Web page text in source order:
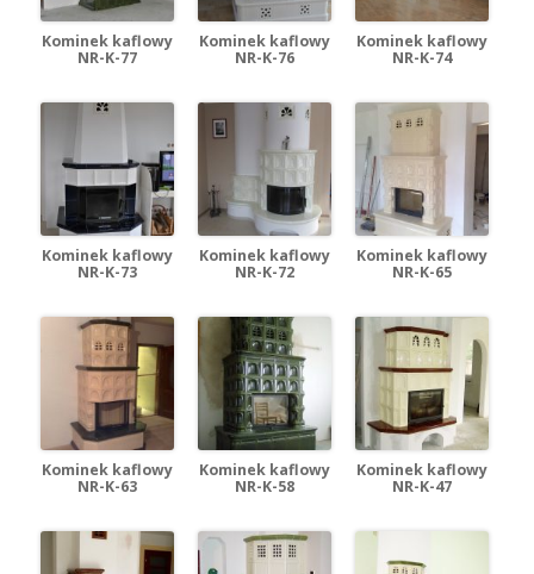
Kominek kaflowy
NR-K-77
Kominek kaflowy
NR-K-76
Kominek kaflowy
NR-K-74
Kominek kaflowy
NR-K-73
Kominek kaflowy
NR-K-72
Kominek kaflowy
NR-K-65
Kominek kaflowy
NR-K-63
Kominek kaflowy
NR-K-58
Kominek kaflowy
NR-K-47